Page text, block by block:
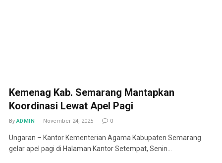
Kemenag Kab. Semarang Mantapkan
Koordinasi Lewat Apel Pagi
By ADMIN November 24, 2025 0
Ungaran – Kantor Kementerian Agama Kabupaten Semarang
gelar apel pagi di Halaman Kantor Setempat, Senin…